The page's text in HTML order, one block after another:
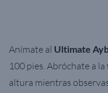
Anímate al Ultimate
100 pies. Abróchate a la
altura mientras